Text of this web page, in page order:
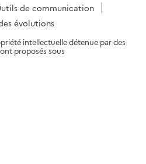
de communication
évolutions
intellectuelle détenue par des
proposés sous